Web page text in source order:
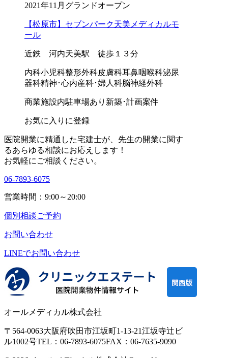
2021年11月グランドオープン
【松原市】セブンパーク天美メディカルモ
ール
近鉄 河内天美駅 徒歩１３分
内科小児科整形外科皮膚科耳鼻咽喉科泌尿
器科精神･心内産科･婦人科脳神経外科
商業施設内駐車場あり 新築･計画案件
お気に入りに登録
医院開業に精通した宅建士が、 先生の開業に関す
るあらゆる相談にお応えします！
お気軽にご相談ください。
06-7893-6075
営業時間：9:00～20:00
個別相談ご予約
お問い合わせ
LINEでお問い合わせ
オールメディカル株式会社
〒564-0063大阪府吹田市江坂町1-13-21江坂寺辻ビ
ル1002号TEL：06-7893-6075FAX：06-7635-9090